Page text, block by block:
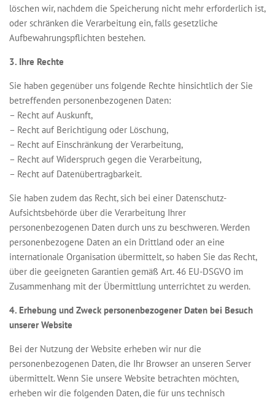
löschen wir, nachdem die Speicherung nicht mehr erforderlich ist,
oder schränken die Verarbeitung ein, falls gesetzliche
Aufbewahrungspflichten bestehen.
3. Ihre Rechte
Sie haben gegenüber uns folgende Rechte hinsichtlich der Sie
betreffenden personenbezogenen Daten:
– Recht auf Auskunft,
– Recht auf Berichtigung oder Löschung,
– Recht auf Einschränkung der Verarbeitung,
– Recht auf Widerspruch gegen die Verarbeitung,
– Recht auf Datenübertragbarkeit.
Sie haben zudem das Recht, sich bei einer Datenschutz-
Aufsichtsbehörde über die Verarbeitung Ihrer
personenbezogenen Daten durch uns zu beschweren. Werden
personenbezogene Daten an ein Drittland oder an eine
internationale Organisation übermittelt, so haben Sie das Recht,
über die geeigneten Garantien gemäß Art. 46 EU-DSGVO im
Zusammenhang mit der Übermittlung unterrichtet zu werden.
4. Erhebung und Zweck personenbezogener Daten bei Besuch
unserer Website
Bei der Nutzung der Website erheben wir nur die
personenbezogenen Daten, die Ihr Browser an unseren Server
übermittelt. Wenn Sie unsere Website betrachten möchten,
erheben wir die folgenden Daten, die für uns technisch